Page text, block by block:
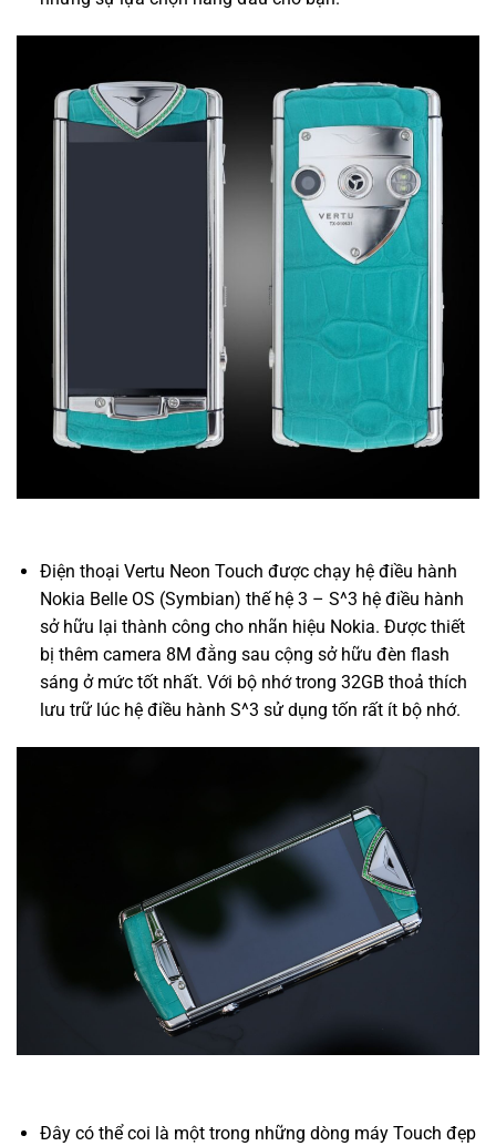
Điện thoại Vertu Neon Touch được chạy hệ điều hành
Nokia Belle OS (Symbian) thế hệ 3 – S^3 hệ điều hành
sở hữu lại thành công cho nhãn hiệu Nokia. Được thiết
bị thêm camera 8M đằng sau cộng sở hữu đèn flash
sáng ở mức tốt nhất. Với bộ nhớ trong 32GB thoả thích
lưu trữ lúc hệ điều hành S^3 sử dụng tốn rất ít bộ nhớ.
Đây có thể coi là một trong những dòng máy Touch đẹp